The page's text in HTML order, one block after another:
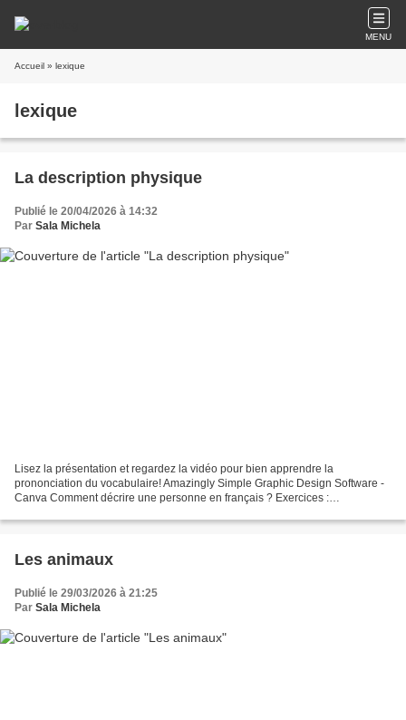
MENU
Accueil » lexique
lexique
La description physique
Publié le 20/04/2026 à 14:32
Par Sala Michela
Lisez la présentation et regardez la vidéo pour bien apprendre la
prononciation du vocabulaire! Amazingly Simple Graphic Design Software -
Canva Comment décrire une personne en français ? Exercices :
Les animaux
Publié le 29/03/2026 à 21:25
Par Sala Michela